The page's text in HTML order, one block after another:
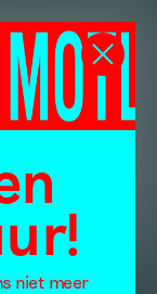
niet meer